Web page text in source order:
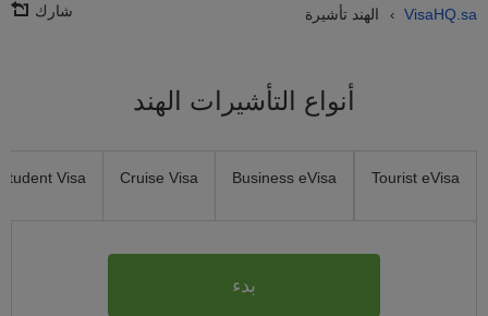
VisaHQ.sa
› الهند تأشيرة شارك
أنواع التأشيرات الهند
Tourist eVisa
Business eVisa
Cruise Visa
Student Visa
بدء